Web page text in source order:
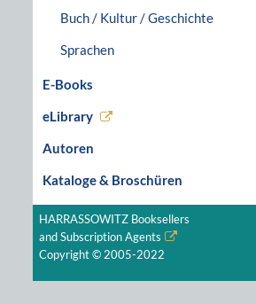
Buch / Kultur / Geschichte
Sprachen
E-Books
eLibrary
Autoren
Kataloge & Broschüren
HARRASSOWITZ Booksellers
and Subscription Agents
Copyright © 2005-2022